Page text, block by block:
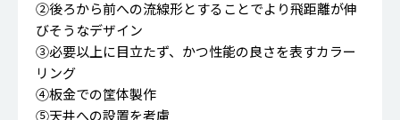
②後ろから前への流線形とすることでより飛距離が伸
びそうなデザイン
➂必要以上に目立たず、かつ性能の良さを表すカラー
リング
④板金での筐体製作
⑤天井への設置を考慮